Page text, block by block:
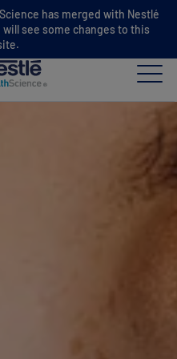
has merged with Nestlé
see some changes to this